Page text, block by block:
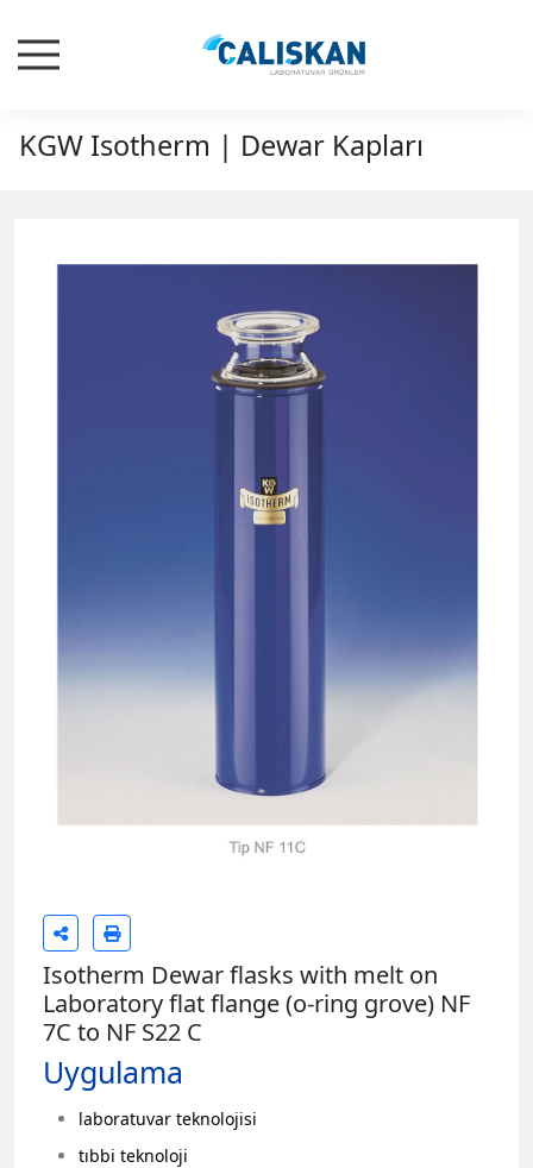
KGW Isotherm | Dewar Kapları
Isotherm Dewar flasks with melt on
Laboratory flat flange (o-ring grove) NF
7C to NF S22 C
Uygulama
laboratuvar teknolojisi
tıbbi teknoloji